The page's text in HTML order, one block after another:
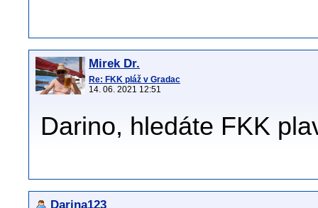
Mirek Dr.
Re: FKK pláž v Gradac
14. 06. 2021 12:51
Darino, hledáte FKK
Darina123